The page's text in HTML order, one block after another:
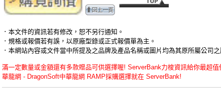
．本文件的資訊若有修改，恕不另行通知。
．規格或報價若有誤，以原廠型錄或正式報價單為主。
．本網站內容或文件當中所提及之品牌及產品名稱或圖片均為其原所屬公司
滿一定數量或金額還有多款贈品可供選擇喔! ServerBank力梭資訊給你最超
華龍網 - DragonSoft中華龍網 RAMP採購選擇就在 ServerBank!